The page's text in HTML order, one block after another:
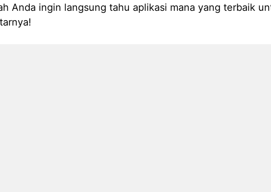
Anda ingin langsung tahu aplikasi mana yang terbaik